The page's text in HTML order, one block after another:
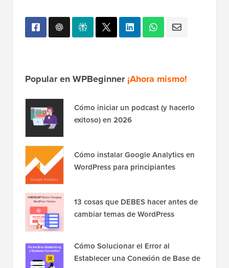
Popular en WPBeginner¡Ahora mismo!
Cómo iniciar un podcast (y hacerlo
exitoso) en 2026
Cómo instalar Google Analytics en
WordPress para principiantes
13 cosas que DEBES hacer antes de
cambiar temas de WordPress
Cómo Solucionar el Error al
Establecer una Conexión de Base de